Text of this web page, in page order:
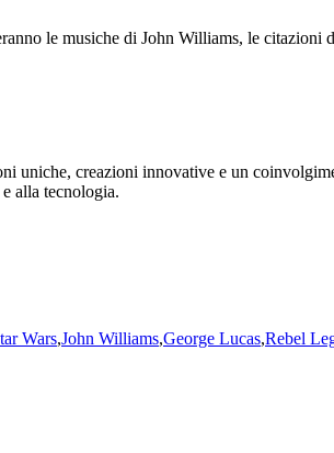
le musiche di John Williams, le
uniche, creazioni innovative e un
alla tecnologia.
Wars,John Williams,George Lucas,Rebel